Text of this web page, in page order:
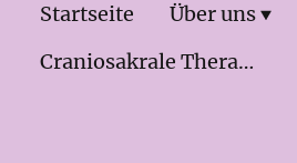
Startseite Über uns
Craniosakrale Therapie & Osteopathei